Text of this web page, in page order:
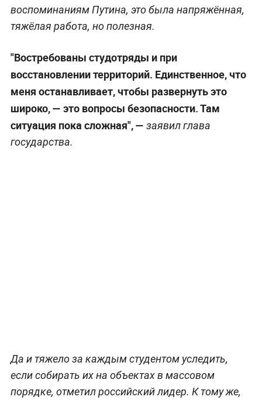
воспоминаниям Путина, это была напряжённая,
тяжёлая работа, но полезная.
"Востребованы студотряды и при
восстановлении территорий. Единственное, что
меня останавливает, чтобы развернуть это
широко, — это вопросы безопасности. Там
ситуация пока сложная", — заявил глава
государства.
Да и тяжело за каждым студентом уследить,
если собирать их на объектах в массовом
порядке, отметил российский лидер. К тому же,